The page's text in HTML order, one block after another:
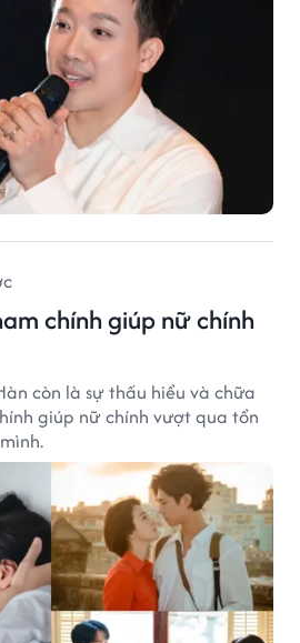
chính giúp nữ chính
còn là sự thấu hiểu và chữa
giúp nữ chính vượt qua tổn